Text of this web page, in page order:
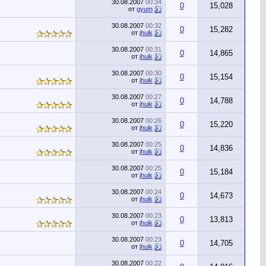
30.08.2007 00:34
от gyum 0 15,028
30.08.2007 00:32
от jhuik 0 15,282
30.08.2007 00:31
от jhuik 0 14,865
30.08.2007 00:30
от jhuik 0 15,154
30.08.2007 00:27
от jhuik 0 14,788
30.08.2007 00:26
от jhuik 0 15,220
30.08.2007 00:25
от jhuik 0 14,836
30.08.2007 00:25
от jhuik 0 15,184
30.08.2007 00:24
от jhuik 0 14,673
30.08.2007 00:23
от jhuik 0 13,813
30.08.2007 00:23
от jhuik 0 14,705
30.08.2007 00:22